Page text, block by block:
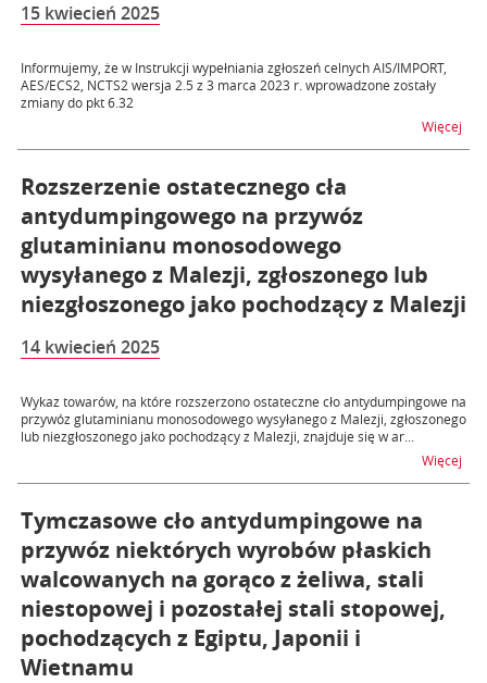
15 kwiecień 2025
Informujemy, że w Instrukcji wypełniania zgłoszeń celnych AIS/IMPORT,
AES/ECS2, NCTS2 wersja 2.5 z 3 marca 2023 r. wprowadzone zostały
zmiany do pkt 6.32
Więcej
Rozszerzenie ostatecznego cła
antydumpingowego na przywóz
glutaminianu monosodowego
wysyłanego z Malezji, zgłoszonego lub
niezgłoszonego jako pochodzący z Malezji
14 kwiecień 2025
Wykaz towarów, na które rozszerzono ostateczne cło antydumpingowe na
przywóz glutaminianu monosodowego wysyłanego z Malezji, zgłoszonego
lub niezgłoszonego jako pochodzący z Malezji, znajduje się w ar...
Więcej
Tymczasowe cło antydumpingowe na
przywóz niektórych wyrobów płaskich
walcowanych na gorąco z żeliwa, stali
niestopowej i pozostałej stali stopowej,
pochodzących z Egiptu, Japonii i
Wietnamu